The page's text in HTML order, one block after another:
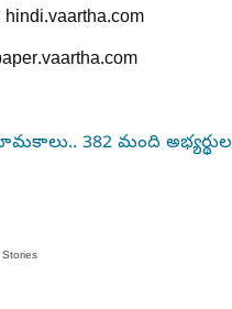
382 మంది అభ్యర్థుల
Stories